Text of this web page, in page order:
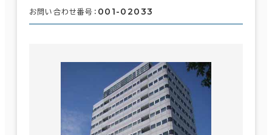
お問い合わせ番号： 001-02033